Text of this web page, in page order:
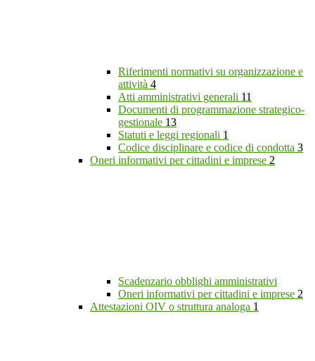
Riferimenti normativi su organizzazione e
attività 4
Atti amministrativi generali 11
Documenti di programmazione strategico-
gestionale 13
Statuti e leggi regionali 1
Codice disciplinare e codice di condotta 3
Oneri informativi per cittadini e imprese 2
Scadenzario obblighi amministrativi
Oneri informativi per cittadini e imprese 2
Attestazioni OIV o struttura analoga 1